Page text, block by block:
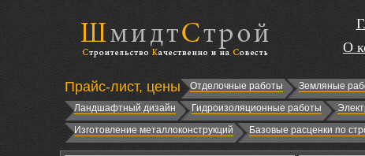
О
Прайс-лист, цены Отделочные работы Земляные
Ландшафтный дизайн
Гидроизоляционные работы
Изготовление металлоконструкций
Базовые расценки по